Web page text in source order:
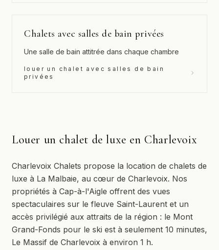
Chalets avec salles de bain privées
Une salle de bain attitrée dans chaque chambre
louer un chalet avec salles de bain
privées
Louer un chalet de luxe en Charlevoix
Charlevoix Chalets propose la location de chalets de
luxe à La Malbaie, au cœur de Charlevoix. Nos
propriétés à Cap-à-l'Aigle offrent des vues
spectaculaires sur le fleuve Saint-Laurent et un
accès privilégié aux attraits de la région : le Mont
Grand-Fonds pour le ski est à seulement 10 minutes,
Le Massif de Charlevoix à environ 1 h.